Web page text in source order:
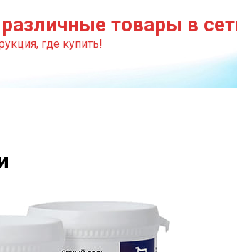
товары в
где купить!